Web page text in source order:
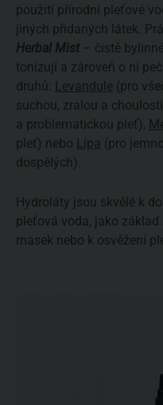
použití přírodní pleťové
jiných přidaných látek.
Herbal Mist – čistě
tonizují a zároveň o ni
druhů:
Levandule (pro
suchou, zralou a
a problematickou pleť),
pleť) nebo Lípa (pro
dospělých).
Hydroláty jsou skvělé k
pleťová voda, jako
masek nebo k osvěžení